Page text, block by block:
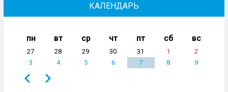
КАЛЕНДАРЬ
пн вт ср чт пт сб вс
27 28 29 30 31 1
2
3
4 5 6 7 8 9
Назад Вперёд